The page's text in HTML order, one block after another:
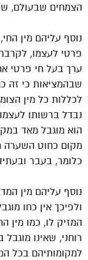
הצמחים שבעולם,
נוסף עליהם מין
פרטי לעצמו,
ערך בעל חי פרטי
שבהמציאות כי זה
לכללות כל מין
נבדל ברשותו
הוא מוגבל מאד
מקום כחוט השערה
כלומר, בעבר
נוסף עליהם מין
ולפיכך אין כחו
המזיק לו, כמו מין
רוחני, שאינו
למקומותיהם בכל